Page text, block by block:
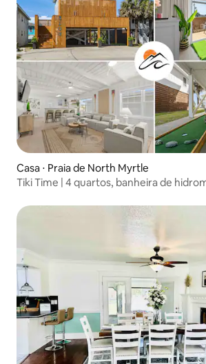
Casa ⋅ Praia de North Myrtle
Tiki Time | 4 quartos, banheira de